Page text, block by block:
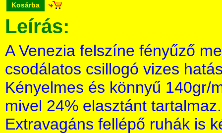
Kosárba
Leírás:
A Venezia felszíne fényűző
csodálatos csillogó vizes
Kényelmes és könnyű 140gr/
mivel 24% elasztánt tartalmaz.
Extravagáns fellépő ruhák is